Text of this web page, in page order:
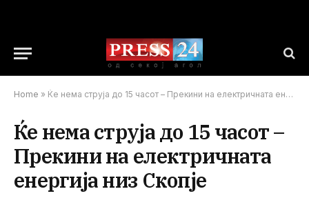
Home » Ќе нема струја до 15 часот – Прекини на електричната енергија низ Скопје
Ќе нема струја до 15 часот –
Прекини на електричната
енергија низ Скопје